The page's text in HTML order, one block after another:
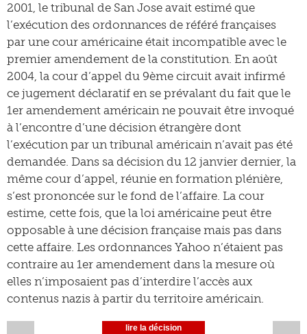
2001, le tribunal de San Jose avait estimé que
l’exécution des ordonnances de référé françaises
par une cour américaine était incompatible avec le
premier amendement de la constitution. En août
2004, la cour d’appel du 9ème circuit avait infirmé
ce jugement déclaratif en se prévalant du fait que le
1er amendement américain ne pouvait être invoqué
à l’encontre d’une décision étrangère dont
l’exécution par un tribunal américain n’avait pas été
demandée. Dans sa décision du 12 janvier dernier, la
même cour d’appel, réunie en formation plénière,
s’est prononcée sur le fond de l’affaire. La cour
estime, cette fois, que la loi américaine peut être
opposable à une décision française mais pas dans
cette affaire. Les ordonnances Yahoo n’étaient pas
contraire au 1er amendement dans la mesure où
elles n’imposaient pas d’interdire l’accès aux
contenus nazis à partir du territoire américain.
lire la décision